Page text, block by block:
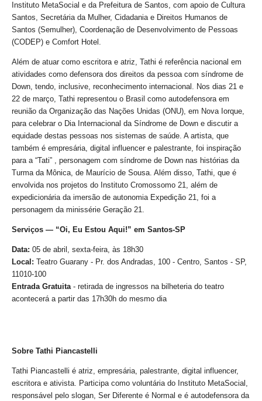
Instituto MetaSocial e da Prefeitura de Santos, com apoio de Cultura
Santos, Secretária da Mulher, Cidadania e Direitos Humanos de
Santos (Semulher), Coordenação de Desenvolvimento de Pessoas
(CODEP) e Comfort Hotel.
Além de atuar como escritora e atriz, Tathi é referência nacional em
atividades como defensora dos direitos da pessoa com síndrome de
Down, tendo, inclusive, reconhecimento internacional. Nos dias 21 e
22 de março, Tathi representou o Brasil como autodefensora em
reunião da Organização das Nações Unidas (ONU), em Nova Iorque,
para celebrar o Dia Internacional da Síndrome de Down e discutir a
equidade destas pessoas nos sistemas de saúde. A artista, que
também é empresária, digital influencer e palestrante, foi inspiração
para a “Tati” , personagem com síndrome de Down nas histórias da
Turma da Mônica, de Maurício de Sousa. Além disso, Tathi, que é
envolvida nos projetos do Instituto Cromossomo 21, além de
expedicionária da imersão de autonomia Expedição 21, foi a
personagem da minissérie Geração 21.
Serviços — “Oi, Eu Estou Aqui!” em Santos-SP
Data: 05 de abril, sexta-feira, às 18h30
Local: Teatro Guarany - Pr. dos Andradas, 100 - Centro, Santos - SP,
11010-100
Entrada Gratuita- retirada de ingressos na bilheteria do teatro
acontecerá a partir das 17h30h do mesmo dia
Sobre Tathi Piancastelli
Tathi Piancastelli é atriz, empresária, palestrante, digital influencer,
escritora e ativista. Participa como voluntária do Instituto MetaSocial,
responsável pelo slogan, Ser Diferente é Normal e é autodefensora da